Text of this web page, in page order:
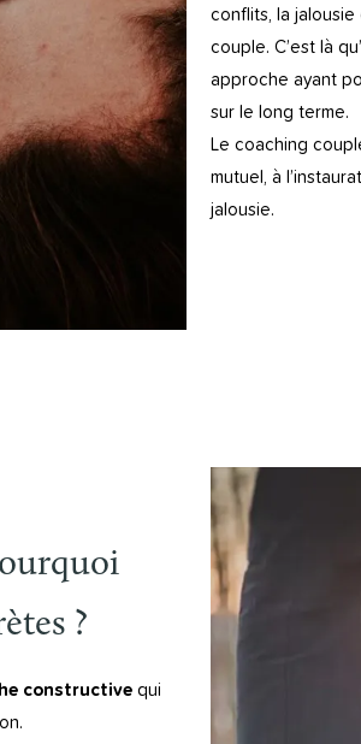
conflits, la
couple. C’est là
approche ayant
sur le long terme.
Le coaching
mutuel, à
jalousie.
?
constructive qui